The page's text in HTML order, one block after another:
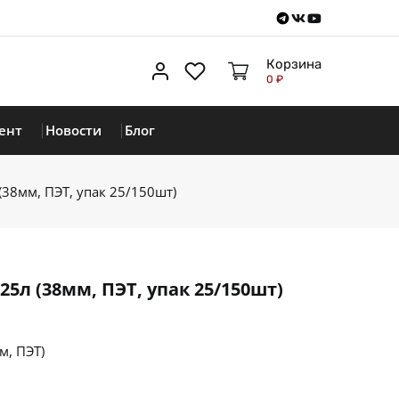
Telegram
VKontakte
Youtube
Личный кабинет
ИзбранноеКорзина
0 ₽
Новости Блог
ПЭТ, упак 25/150шт)
(38мм, ПЭТ, упак 25/150шт)
ПЭТ)